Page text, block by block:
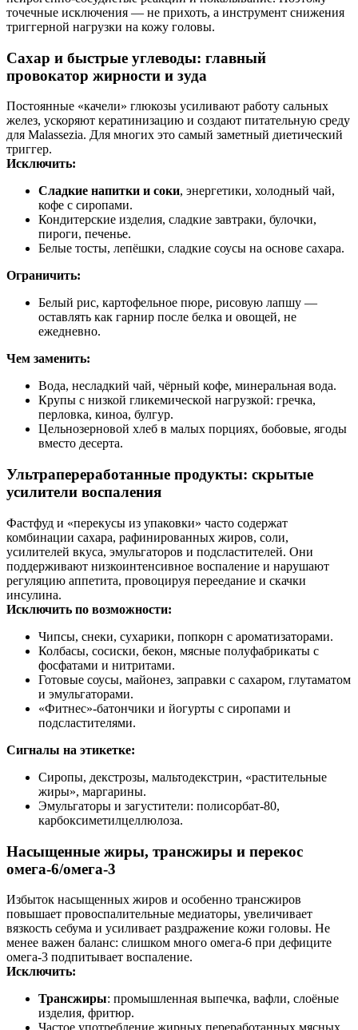
точечные исключения — не прихоть, а инструмент снижения
триггерной нагрузки на кожу головы.
Сахар и быстрые углеводы: главный
провокатор жирности и зуда
Постоянные «качели» глюкозы усиливают работу сальных
желез, ускоряют кератинизацию и создают питательную среду
для Malassezia. Для многих это самый заметный диетический
триггер.
Исключить:
Сладкие напитки и соки, энергетики, холодный чай,
кофе с сиропами.
Кондитерские изделия, сладкие завтраки, булочки,
пироги, печенье.
Белые тосты, лепёшки, сладкие соусы на основе сахара.
Ограничить:
Белый рис, картофельное пюре, рисовую лапшу —
оставлять как гарнир после белка и овощей, не
ежедневно.
Чем заменить:
Вода, несладкий чай, чёрный кофе, минеральная вода.
Крупы с низкой гликемической нагрузкой: гречка,
перловка, киноа, булгур.
Цельнозерновой хлеб в малых порциях, бобовые, ягоды
вместо десерта.
Ультрапереработанные продукты: скрытые
усилители воспаления
Фастфуд и «перекусы из упаковки» часто содержат
комбинации сахара, рафинированных жиров, соли,
усилителей вкуса, эмульгаторов и подсластителей. Они
поддерживают низкоинтенсивное воспаление и нарушают
регуляцию аппетита, провоцируя переедание и скачки
инсулина.
Исключить по возможности:
Чипсы, снеки, сухарики, попкорн с ароматизаторами.
Колбасы, сосиски, бекон, мясные полуфабрикаты с
фосфатами и нитритами.
Готовые соусы, майонез, заправки с сахаром, глутаматом
и эмульгаторами.
«Фитнес»-батончики и йогурты с сиропами и
подсластителями.
Сигналы на этикетке:
Сиропы, декстрозы, мальтодекстрин, «растительные
жиры», маргарины.
Эмульгаторы и загустители: полисорбат‑80,
карбоксиметилцеллюлоза.
Насыщенные жиры, трансжиры и перекос
омега‑6/омега‑3
Избыток насыщенных жиров и особенно трансжиров
повышает провоспалительные медиаторы, увеличивает
вязкость себума и усиливает раздражение кожи головы. Не
менее важен баланс: слишком много омега‑6 при дефиците
омега‑3 подпитывает воспаление.
Исключить:
Трансжиры: промышленная выпечка, вафли, слоёные
изделия, фритюр.